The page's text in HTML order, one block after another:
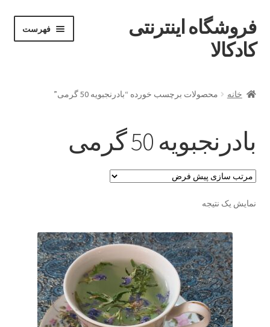
پرش
به
ناوبری
پرش
به
محتوا
فروشگاه اینترنتی
کادکالا
فهرست
Demo V
Demo VI
Infographic
Offline page
Our office
Sample Page
خانه محصولات برچسب خورده “بادرنجبویه 50 گرمی”
بادرنجبویه 50 گرمی
نمایش یک نتیجه